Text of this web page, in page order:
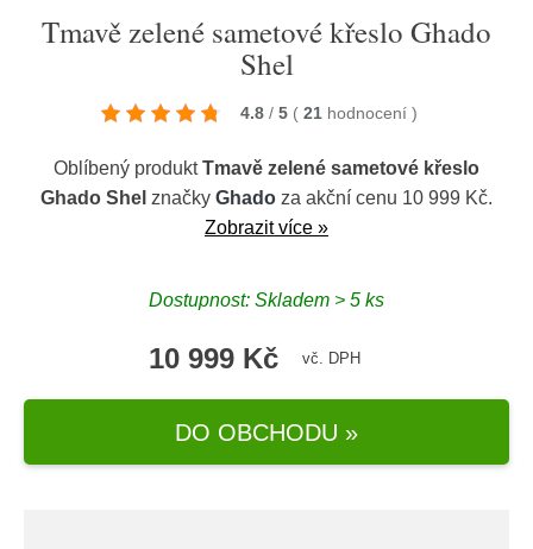
Tmavě zelené sametové křeslo Ghado
Shel
4.8 / 5 ( 21 hodnocení )
Oblíbený produktTmavě zelené sametové křeslo
Ghado Shel značky Ghado za akční cenu 10 999 Kč.
Zobrazit více »
Dostupnost: Skladem > 5 ks
10 999 Kč vč. DPH
DO OBCHODU »